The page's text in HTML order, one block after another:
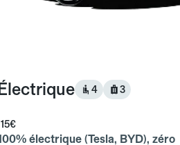
4 3
15€
électrique (Tesla, BYD), zéro